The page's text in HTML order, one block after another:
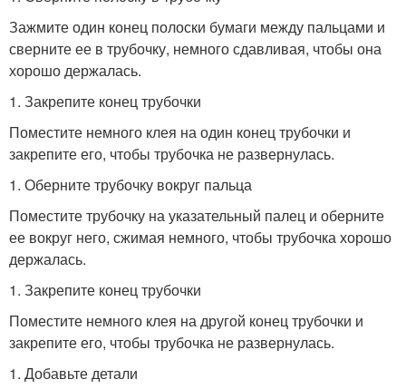
Зажмите один конец полоски бумаги между пальцами и
сверните ее в трубочку, немного сдавливая, чтобы она
хорошо держалась.
1. Закрепите конец трубочки
Поместите немного клея на один конец трубочки и
закрепите его, чтобы трубочка не развернулась.
1. Оберните трубочку вокруг пальца
Поместите трубочку на указательный палец и оберните
ее вокруг него, сжимая немного, чтобы трубочка хорошо
держалась.
1. Закрепите конец трубочки
Поместите немного клея на другой конец трубочки и
закрепите его, чтобы трубочка не развернулась.
1. Добавьте детали